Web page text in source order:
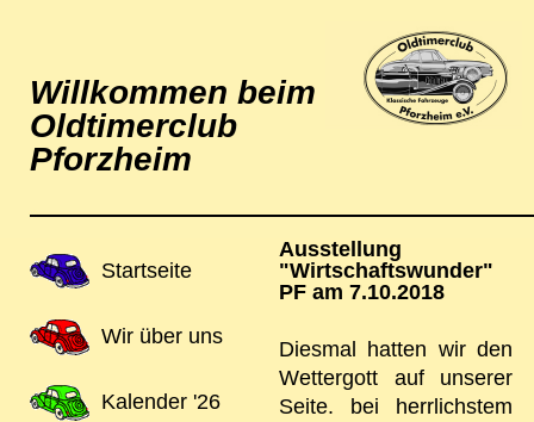
Willkommen beim
Oldtimerclub
Pforzheim
Ausstellung
"Wirtschaftswunder"
PF am 7.10.2018
Diesmal hatten wir den
Wettergott auf unserer
Seite. bei herrlichstem
Navigation
Startseite
Wir über uns
Kalender '26